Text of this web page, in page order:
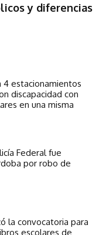
y diferencias
4 estacionamientos
discapacidad con
en una misma
Federal fue
por robo de
la convocatoria para
escolares de